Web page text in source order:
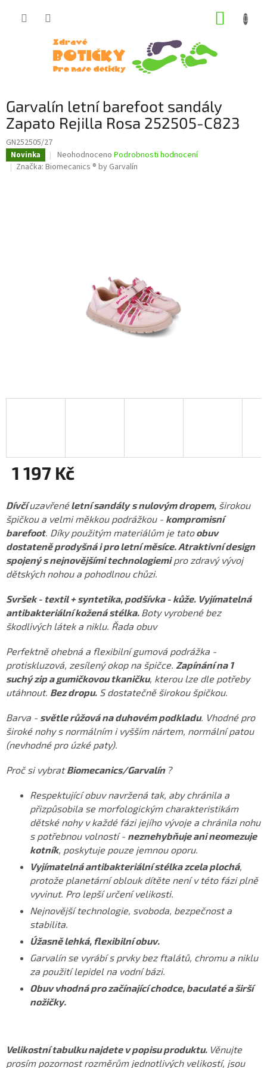
Garvalín letní barefoot sandály
Zapato Rejilla Rosa 252505-C823
GN252505/27
Novinka
Průměrné
hodnocení
Neohodnoceno Podrobnosti hodnocení
Značka: Biomecanics ® by Garvalín
1 197 Kč
cena:
Dívčíuzavřenéletní sandály s nulovým dropem, širokou
špičkou a velmi měkkou podrážkou - kompromisní
barefoot. Díky použitým materiálům je tatoobuv
dostateně prodyšná i pro letní měsíce. Atraktivní design
spojený s nejnovějšími technologiemipro zdravý vývoj
dětských nohou a pohodlnou chůzi.
Svršek - textil + syntetika, podšívka - kůže. Vyjímatelná
antibakteriální kožená stélka. Boty vyrobené bez
škodlivých látek a niklu. Řada obuv
Perfektně ohebná a flexibilní gumová podrážka -
protiskluzová, zesílený okop na špičce. Zapínání na 1
suchý zip a gumičkovou tkaničku, kterou lze dle potřeby
utáhnout. Bez dropu. S dostatečně širokou špičkou.
Barva - světle růžová na duhovém podkladu. Vhodné pro
široké nohy s normálním i vyšším nártem, normální patou
(nevhodné pro úzké paty).
Proč si vybratBiomecanics/Garvalín ?
Respektující obuv navržená tak, aby chránila a
přizpůsobila se morfologickým charakteristikám
dětské nohy v každé fázi jejího vývoje a chránila nohu
s potřebnou volností - neznehybňuje ani neomezuje
kotník, poskytuje pouze jemnou oporu.
Vyjímatelná antibakteriální stélka zcela plochá,
protože planetární oblouk dítěte není v této fázi plně
vyvinut. Pro lepší určení velikosti.
Nejnovější technologie, svoboda, bezpečnost a
stabilita.
Úžasně lehká, flexibilní obuv.
Garvalín se vyrábí s prvky bez ftalátů, chromu a niklu
za použití lepidel na vodní bázi.
Obuv vhodná pro začínající chodce, baculaté a širší
nožičky.
Velikostní tabulku najdete v popisu produktu. Věnujte
prosím pozornost rozměrům jednotlivých velikostí, jsou